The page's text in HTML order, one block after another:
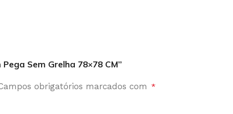
Sem Grelha 78×78 CM”
obrigatórios marcados com *